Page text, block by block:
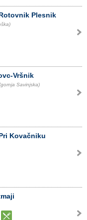
Plesnik
Vršnik
Savinjska)
Kovačniku